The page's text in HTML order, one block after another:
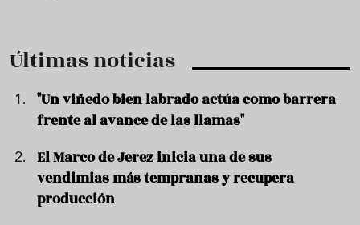
Últimas noticias
"Un viñedo bien labrado actúa como barrera
frente al avance de las llamas"
El Marco de Jerez inicia una de sus
vendimias más tempranas y recupera
producción